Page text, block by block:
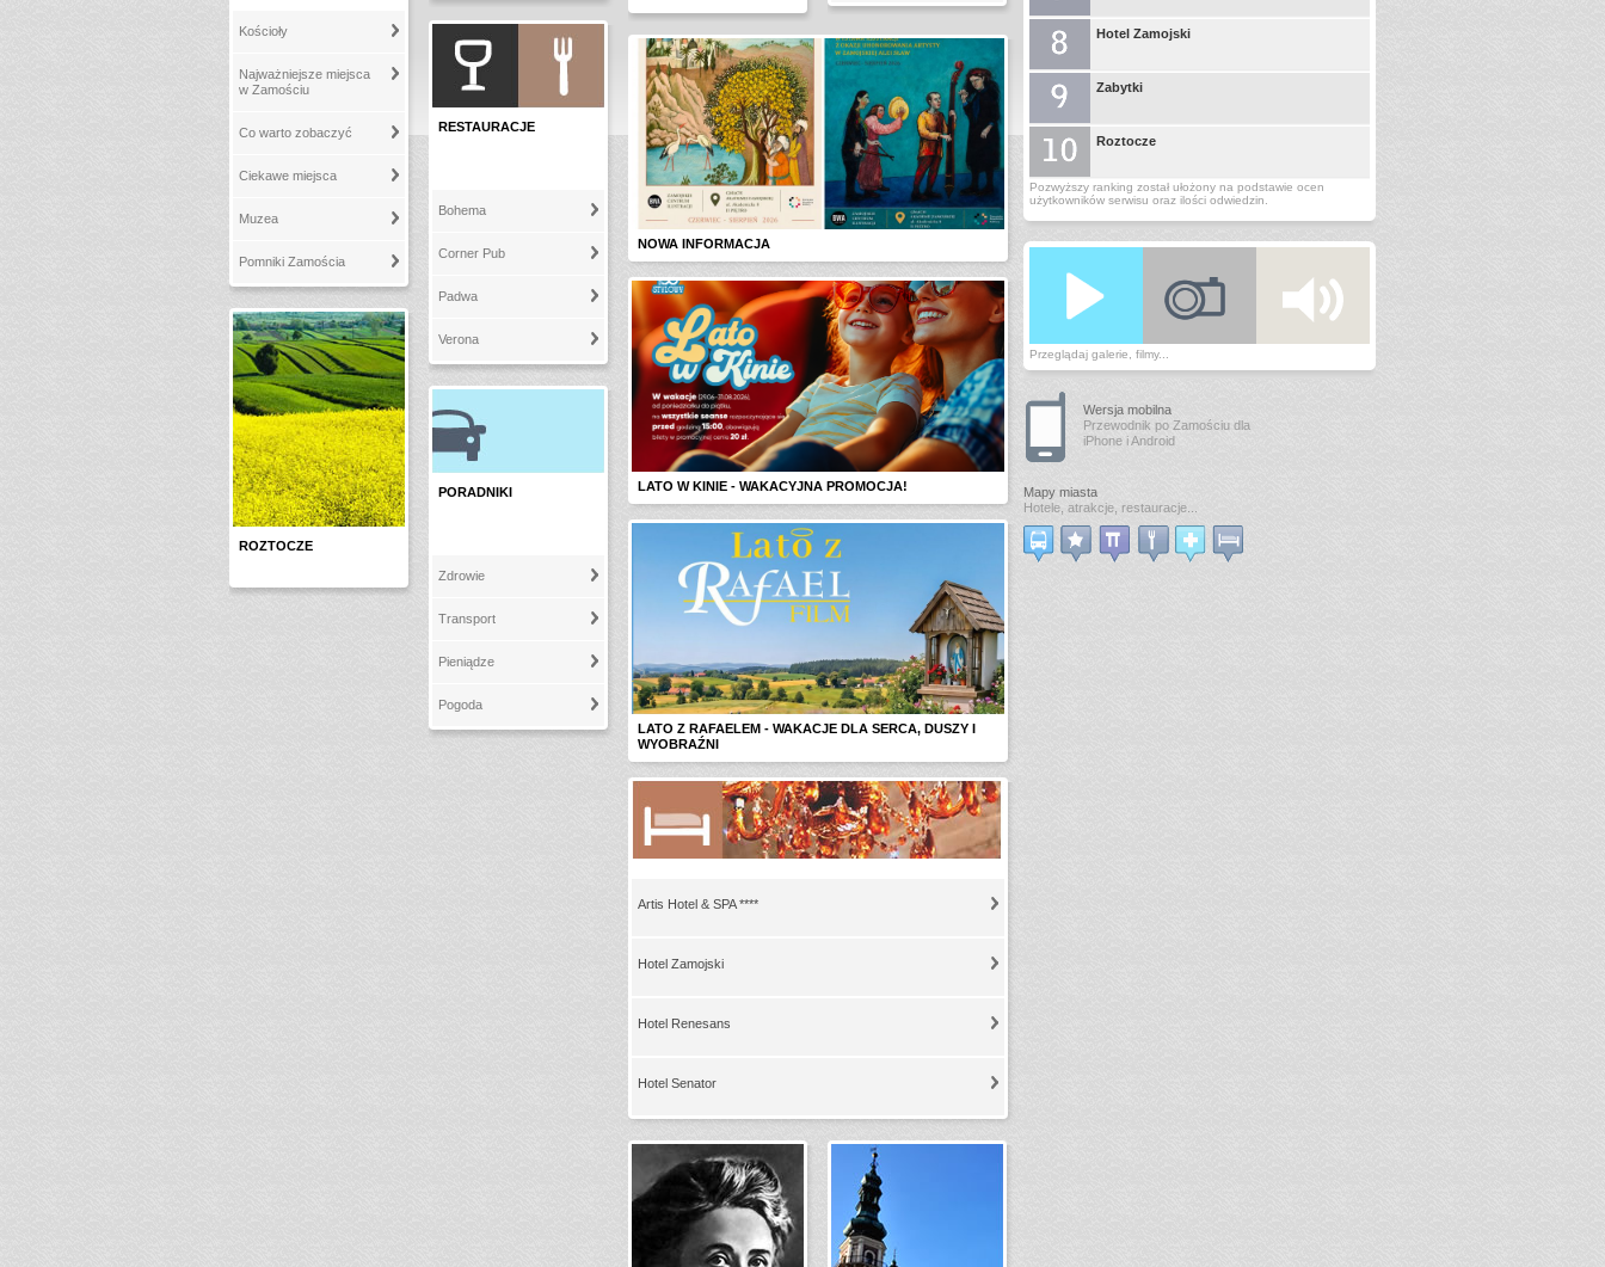
Kościoły
Najważniejsze miejsca
w Zamościu
Co warto zobaczyć
Ciekawe miejsca
Muzea
Pomniki Zamościa
ROZTOCZE
RESTAURACJE
Bohema
Corner Pub
Padwa
Verona
PORADNIKI
Zdrowie
Transport
Pieniądze
Pogoda
NOWA INFORMACJA
LATO W KINIE - WAKACYJNA PROMOCJA!
LATO Z RAFAELEM - WAKACJE DLA SERCA, DUSZY I
WYOBRAŹNI
Artis Hotel & SPA ****
Hotel Zamojski
Hotel Renesans
Hotel Senator
Hotel Zamojski
Zabytki
Roztocze
Pozwyższy ranking został ułożony na podstawie ocen
użytkowników serwisu oraz ilości odwiedzin.
Przeglądaj galerie, filmy...
Wersja mobilna
Przewodnik po Zamościu dla
iPhone i Android
Mapy miasta
Hotele, atrakcje, restauracje...